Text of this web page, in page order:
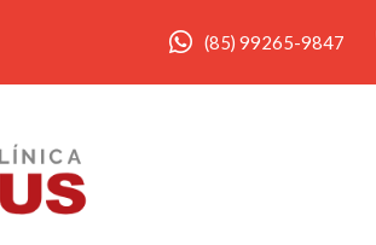
(85) 99265-9847